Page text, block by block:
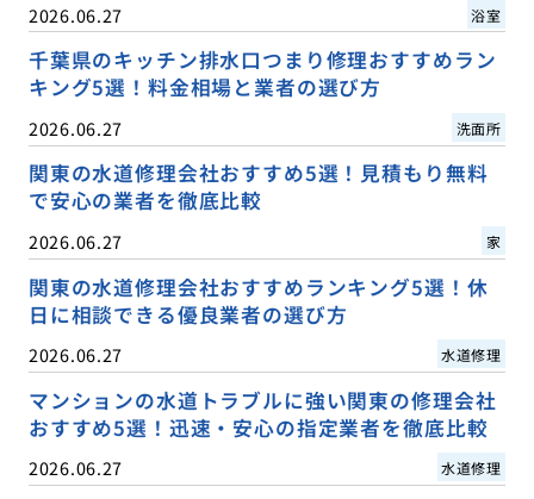
2026.06.27 浴室
千葉県のキッチン排水口つまり修理おすすめラン
キング5選！料金相場と業者の選び方
2026.06.27 洗面所
関東の水道修理会社おすすめ5選！見積もり無料
で安心の業者を徹底比較
2026.06.27 家
関東の水道修理会社おすすめランキング5選！休
日に相談できる優良業者の選び方
2026.06.27 水道修理
マンションの水道トラブルに強い関東の修理会社
おすすめ5選！迅速・安心の指定業者を徹底比較
2026.06.27 水道修理